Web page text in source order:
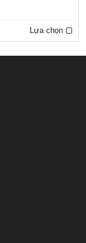
Lựa chọn